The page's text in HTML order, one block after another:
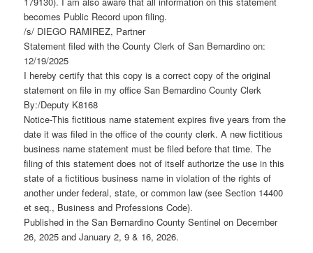
becomes Public Record upon filing.
/s/ DIEGO RAMIREZ, Partner
Statement filed with the County Clerk of San Bernardino on:
12/19/2025
I hereby certify that this copy is a correct copy of the original
statement on file in my office San Bernardino County Clerk
By:/Deputy K8168
Notice-This fictitious name statement expires five years from the
date it was filed in the office of the county clerk. A new fictitious
business name statement must be filed before that time. The
filing of this statement does not of itself authorize the use in this
state of a fictitious business name in violation of the rights of
another under federal, state, or common law (see Section 14400
et seq., Business and Professions Code).
Published in the San Bernardino County Sentinel on December
26, 2025 and January 2, 9 & 16, 2026.